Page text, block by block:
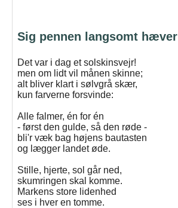
Sig pennen langsomt hæver
Det var i dag et solskinsvejr!
men om lidt vil månen skinne;
alt bliver klart i sølvgrå skær,
kun farverne forsvinde:
Alle falmer, én for én
- først den gulde, så den røde -
bli'r væk bag højens bautasten
og lægger landet øde.
Stille, hjerte, sol går ned,
skumringen skal komme.
Markens store lidenhed
ses i hver en tomme.